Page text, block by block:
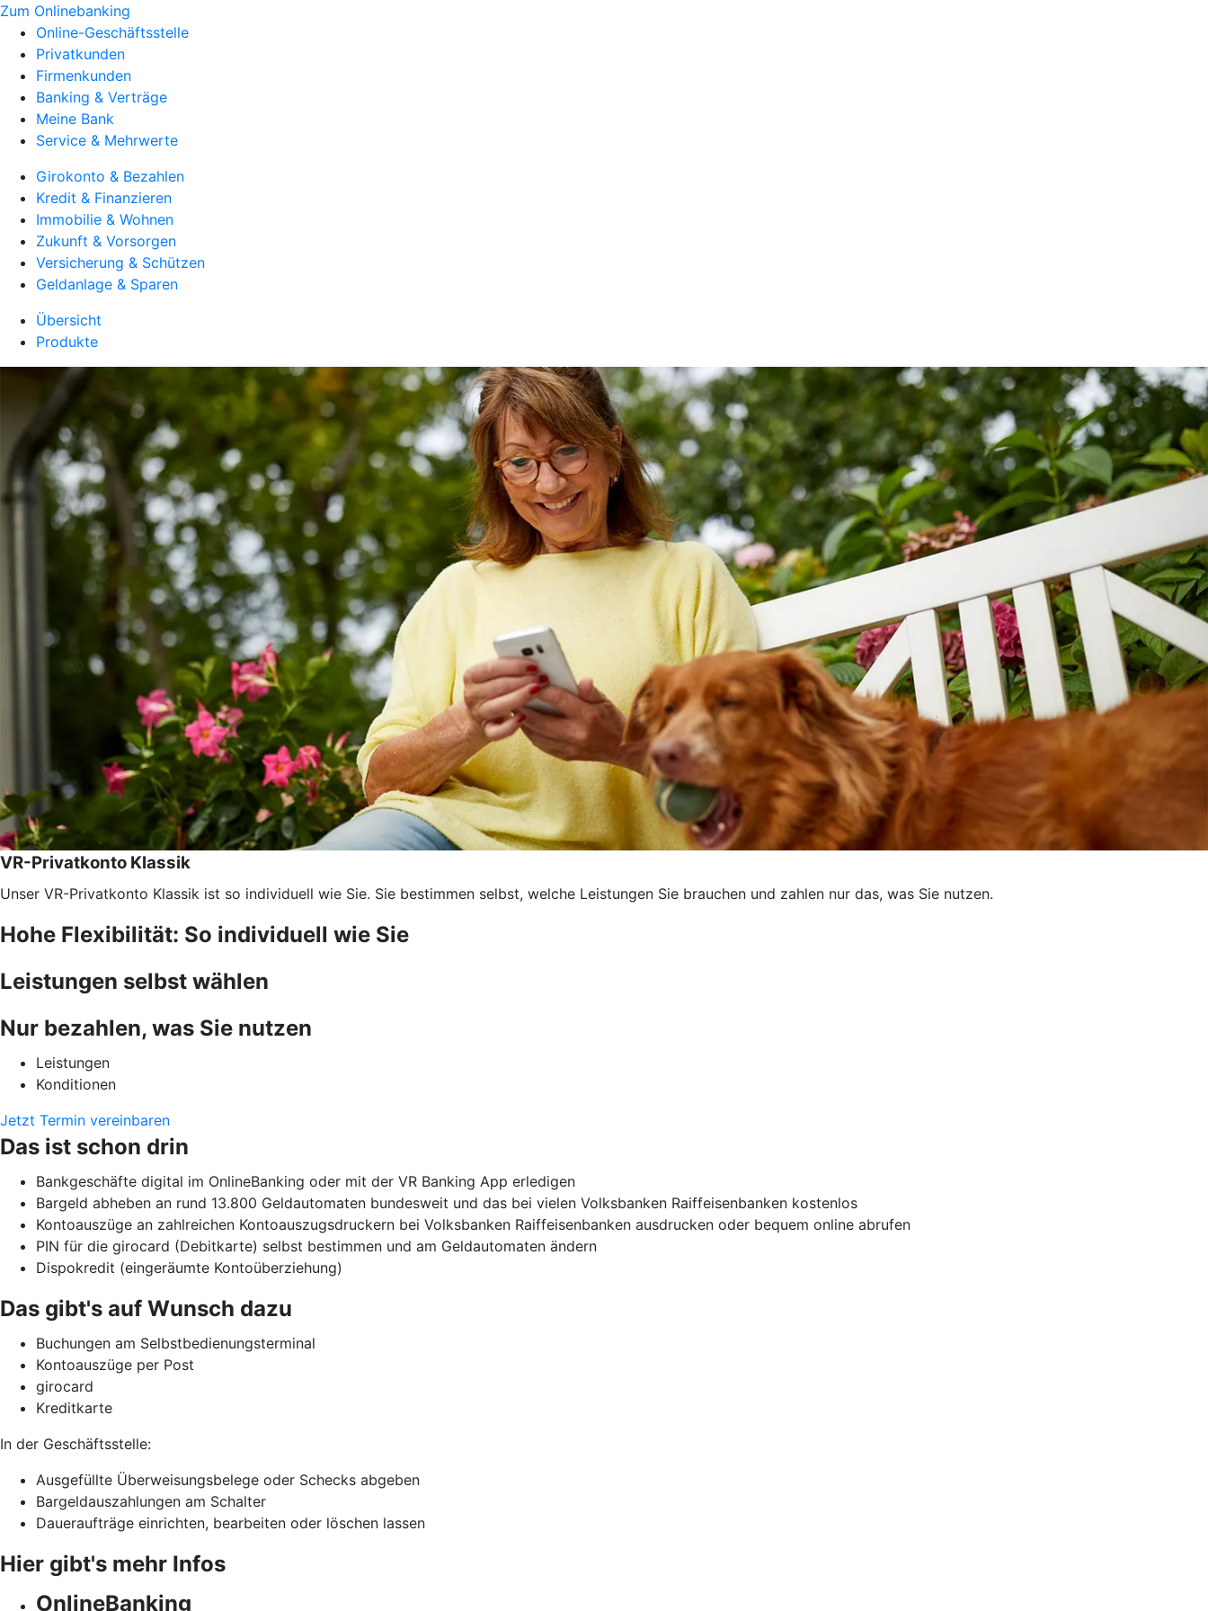
Zum Onlinebanking
Online-Geschäftsstelle
Privatkunden
Firmenkunden
Banking & Verträge
Meine Bank
Service & Mehrwerte
Girokonto & Bezahlen
Kredit & Finanzieren
Immobilie & Wohnen
Zukunft & Vorsorgen
Versicherung & Schützen
Geldanlage & Sparen
Übersicht
Produkte
VR-Privatkonto Klassik
Unser VR-Privatkonto Klassik ist so individuell wie Sie. Sie bestimmen selbst, welche Leistungen Sie brauchen und zahlen nur das, was Sie nutzen.
Hohe Flexibilität: So individuell wie Sie
Leistungen selbst wählen
Nur bezahlen, was Sie nutzen
Leistungen
Konditionen
Jetzt Termin vereinbaren
Das ist schon drin
Bankgeschäfte digital im OnlineBanking oder mit der VR Banking App erledigen
Bargeld abheben an rund 13.800 Geldautomaten bundesweit und das bei vielen Volksbanken Raiffeisenbanken kostenlos
Kontoauszüge an zahlreichen Kontoauszugsdruckern bei Volksbanken Raiffeisenbanken ausdrucken oder bequem online abrufen
PIN für die girocard (Debitkarte) selbst bestimmen und am Geldautomaten ändern
Dispokredit (eingeräumte Kontoüberziehung)
Das gibt's auf Wunsch dazu
Buchungen am Selbstbedienungsterminal
Kontoauszüge per Post
girocard
Kreditkarte
In der Geschäftsstelle:
Ausgefüllte Überweisungsbelege oder Schecks abgeben
Bargeldauszahlungen am Schalter
Daueraufträge einrichten, bearbeiten oder löschen lassen
Hier gibt's mehr Infos
OnlineBanking